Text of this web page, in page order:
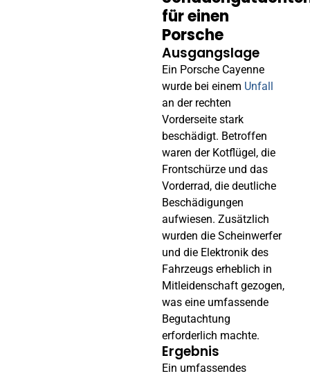
für einen
Porsche
Ausgangslage
Ein Porsche Cayenne
wurde bei einem Unfall
an der rechten
Vorderseite stark
beschädigt. Betroffen
waren der Kotflügel, die
Frontschürze und das
Vorderrad, die deutliche
Beschädigungen
aufwiesen. Zusätzlich
wurden die Scheinwerfer
und die Elektronik des
Fahrzeugs erheblich in
Mitleidenschaft gezogen,
was eine umfassende
Begutachtung
erforderlich machte.
Ergebnis
Ein umfassendes